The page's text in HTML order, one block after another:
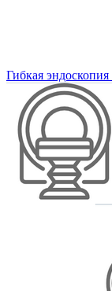
Гибкая эндоскопия